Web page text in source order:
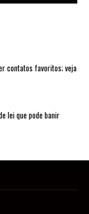
contatos favoritos; veja
lei que pode banir